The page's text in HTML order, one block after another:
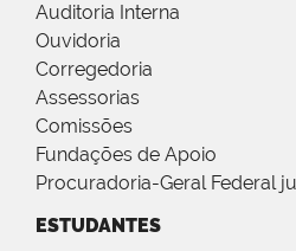
Auditoria Interna
Ouvidoria
Corregedoria
Assessorias
Comissões
Fundações de Apoio
Procuradoria-Geral Federal
ESTUDANTES